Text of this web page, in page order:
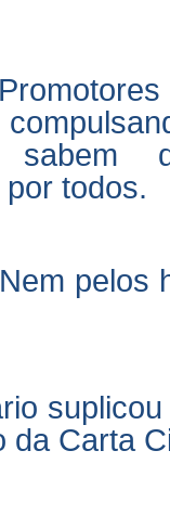
sabem
todos.
pelos
da Carta